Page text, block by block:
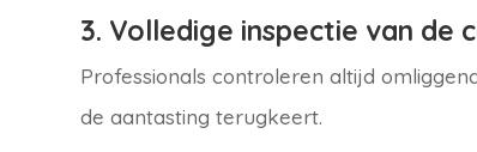
3. Volledige inspectie van de
Professionals controleren altijd
de aantasting terugkeert.